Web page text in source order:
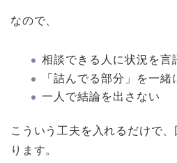
なので、
相談できる人に状況を言
「詰んでる部分」を一緒
一人で結論を出さない
こういう工夫を入れるだけで
ります。